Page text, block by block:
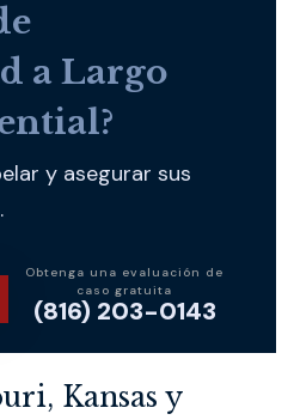
a Largo
y asegurar sus
Obtenga una evaluación de
caso gratuita
(816) 203-0143
Kansas y